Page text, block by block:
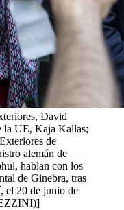
David
la UE, Kaja Kallas;
de
alemán de
hablan con los
de Ginebra, tras
el 20 de junio de